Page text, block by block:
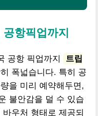
항픽업까지
공항 픽업까지
트립
폭넓습니다. 특히 공
을 미리 예약해두면,
불안감을 덜 수 있습
우처 형태로 제공되